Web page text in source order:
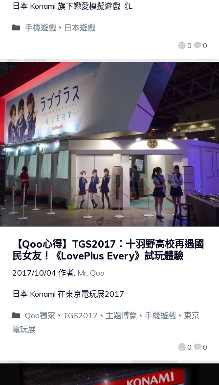
0 0
日本 Konami 旗下戀愛模擬遊戲《L
手機遊戲、 日本遊戲
【Qoo心得】TGS2017：十羽野高校再遇國
民女友！《LovePlus Every》試玩體驗
2017/10/04 作者: Mr. Qoo
0 0
日本 Konami 在東京電玩展2017
Qoo獨家 、 TGS2017 、 主題博覽 、 手機遊戲、 東京
電玩展